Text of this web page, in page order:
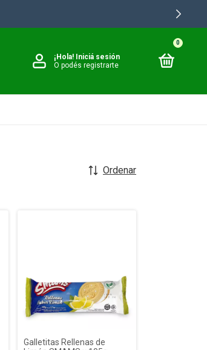
¡Hola! Iniciá sesión
O podés registrarte
0
Ordenar
Galletitas Rellenas de